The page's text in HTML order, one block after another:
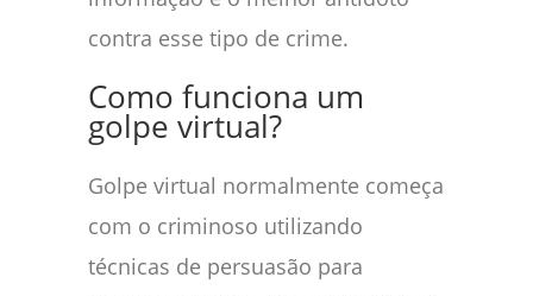
contra esse tipo de crime.
Como funciona um
golpe virtual?
Golpe virtual normalmente começa
com o criminoso utilizando
técnicas de persuasão para